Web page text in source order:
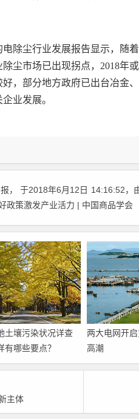
除尘行业发展报告显示，随
尘市场已出现拐点，2018年
，部分地方政府已出台冶金
业发展。
， 于2018年6月12日 14:16:52，
政策激发产业活力 | 中国商品学会
土壤污染状况详查
有哪些要点？
两大电网开
高潮
主体